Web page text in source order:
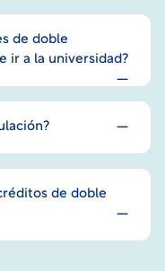
de doble
ir a la universidad?
de doble